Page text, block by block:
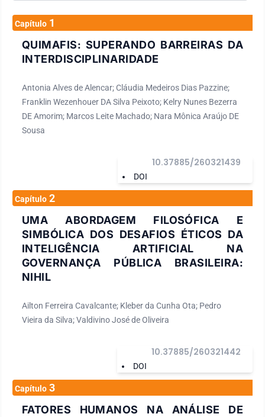
Capítulo 1
QUIMAFIS: SUPERANDO BARREIRAS DA
INTERDISCIPLINARIDADE
Antonia Alves de Alencar; Cláudia Medeiros Dias Pazzine;
Franklin Wezenhouer DA Silva Peixoto; Kelry Nunes Bezerra
DE Amorim; Marcos Leite Machado; Nara Mônica Araújo DE
Sousa
DOI
10.37885/260321439
Capítulo 2
UMA ABORDAGEM FILOSÓFICA E
SIMBÓLICA DOS DESAFIOS ÉTICOS DA
INTELIGÊNCIA ARTIFICIAL NA
GOVERNANÇA PÚBLICA BRASILEIRA:
NIHIL
Ailton Ferreira Cavalcante; Kleber da Cunha Ota; Pedro
Vieira da Silva; Valdivino José de Oliveira
DOI
10.37885/260321442
Capítulo 3
FATORES HUMANOS NA ANÁLISE DE